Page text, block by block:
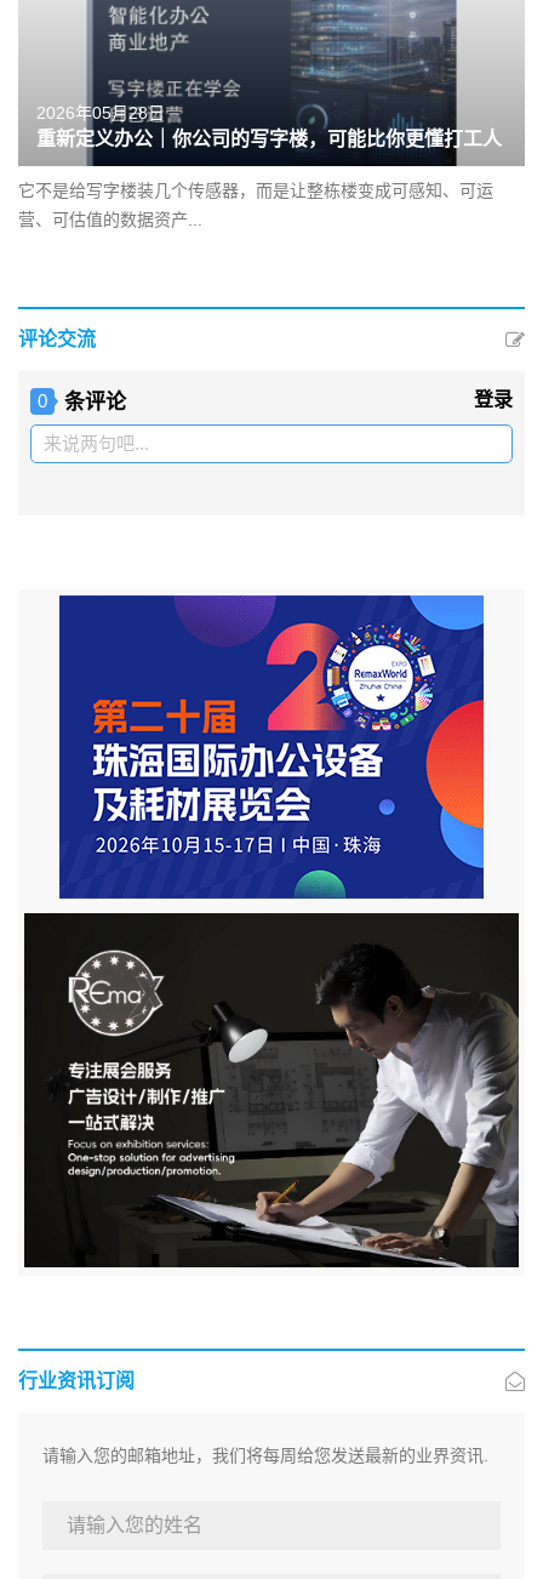
2026年05月28日
重新定义办公｜你公司的写字楼，可能比你更懂打工人
它不是给写字楼装几个传感器，而是让整栋楼变成可感知、可运
营、可估值的数据资产...
评论交流
0 条评论 登录
来说两句吧...
行业资讯订阅
请输入您的邮箱地址，我们将每周给您发送最新的业界资讯.